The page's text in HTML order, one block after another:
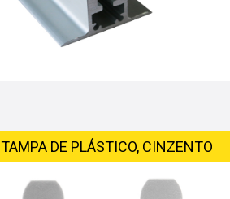
TAMPA DE PLÁSTICO, CINZENTO